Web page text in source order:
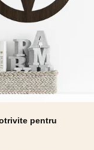
pentru